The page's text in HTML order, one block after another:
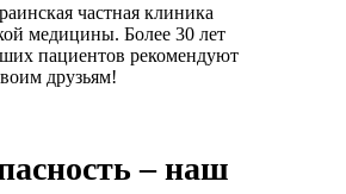
частная клиника
медицины. Более 30 лет
пациентов рекомендуют
друзьям!
– наш